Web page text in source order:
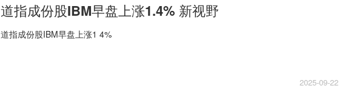
道指成份股IBM早盘上涨1.4% 新视野
道指成份股IBM早盘上涨1 4%
2025-09-22